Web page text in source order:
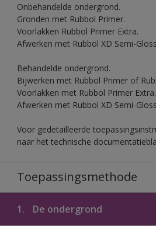
Onbehandelde ondergrond.
Gronden met Rubbol Primer.
Voorlakken Rubbol Primer Extra.
Afwerken met Rubbol XD Semi-
Behandelde ondergrond.
Bijwerken met Rubbol Primer of
Voorlakken met Rubbol Primer Extra.
Afwerken met Rubbol XD Semi-
Voor gedetailleerde
naar het technische
Toepassingsmethode
1. De ondergrond